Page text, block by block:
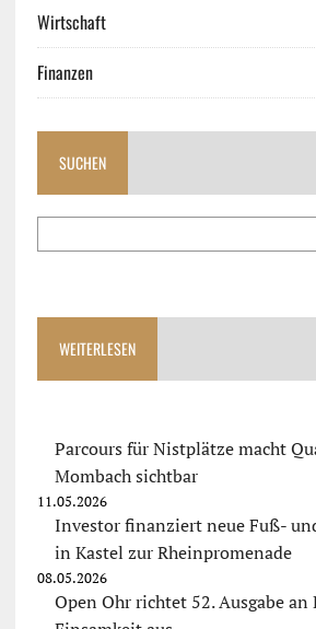
Wirtschaft
Finanzen
SUCHEN
WEITERLESEN
Parcours für Nistplätze macht
Mombach sichtbar
11.05.2026
Investor finanziert neue Fuß-
in Kastel zur Rheinpromenade
08.05.2026
Open Ohr richtet 52. Ausgabe